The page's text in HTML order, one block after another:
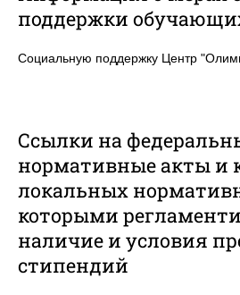
поддержки
Социальную поддержку Центр
Ссылки на
нормативные акты и
локальных
которыми
наличие и условия
стипендий